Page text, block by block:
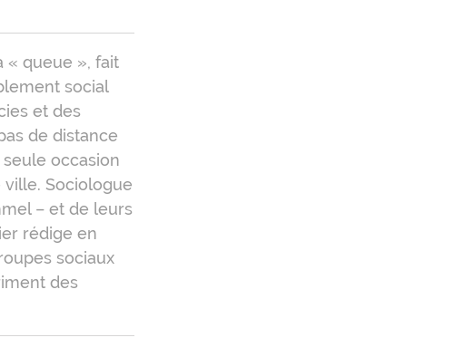
« queue », fait
social
et des
de distance
occasion
Sociologue
– et de leurs
rédige en
sociaux
des